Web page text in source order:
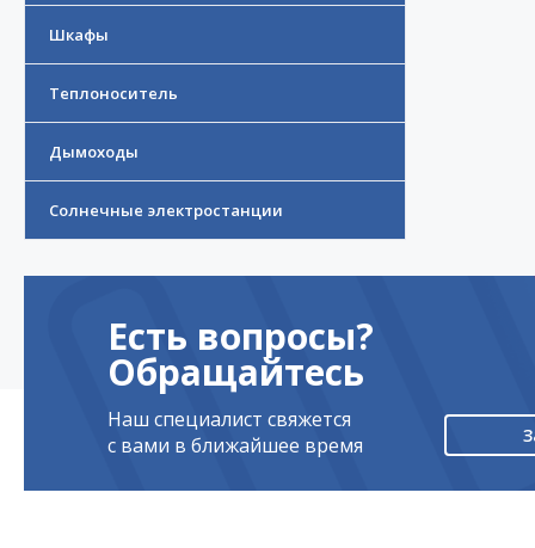
Шкафы
Теплоноситель
Дымоходы
Солнечные электростанции
Есть вопросы?
Обращайтесь
Наш специалист свяжется
с вами в ближайшее время